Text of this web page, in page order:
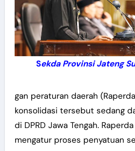
Sekda Provinsi Jateng
gan peraturan daerah
konsolidasi tersebut sedang
di DPRD Jawa Tengah.
mengatur proses penyatuan